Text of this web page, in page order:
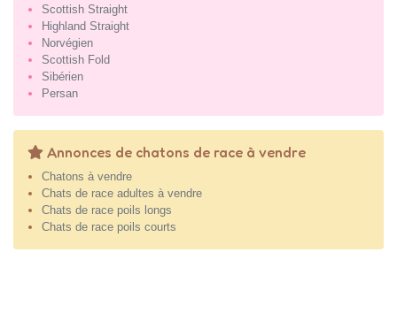
Scottish Straight
Highland Straight
Norvégien
Scottish Fold
Sibérien
Persan
Annonces de chatons de race à vendre
Chatons à vendre
Chats de race adultes à vendre
Chats de race poils longs
Chats de race poils courts